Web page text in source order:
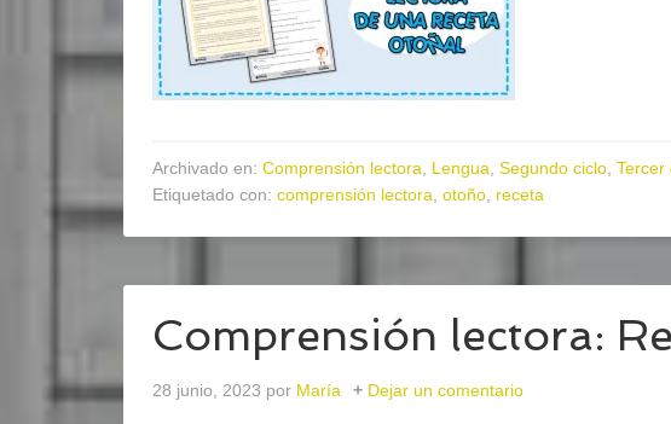
Archivado en: Comprensión lectora Lengua Segundo ciclo Tercer
Etiquetado con: comprensión lectora otoño receta
Comprensión lectora:
28 junio, 2023 por María Dejar un comentario